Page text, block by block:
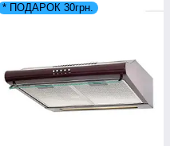
* ПОДАРОК 30грн.